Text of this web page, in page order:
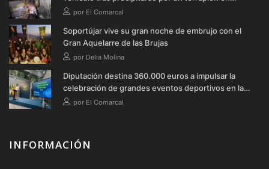
Soportújar
por El Comarcal
Soportújar vive su gran noche de embrujo con el
Gran Aquelarre de las Brujas
por Delia Molina
Diputación destina 360.000 euros a impulsar la
celebración de grandes eventos deportivos en la
provincia durante 2026
por El Comarcal
INFORMACIÓN